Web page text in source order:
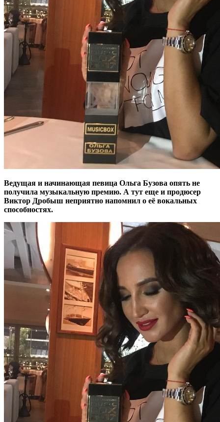
Ведущая и начинающая певица Ольга Бузова опять не
получила музыкальную премию. А тут еще и продюсер
Виктор Дробыш неприятно напомнил о её вокальных
способностях.